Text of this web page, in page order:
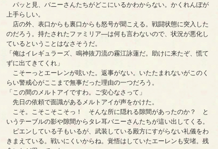
パッと見、バニーさんたちがどこにいるかわからない。かくれんぼが
上手らしい。
店の外、表口からも裏口からも怒号が聞こえる。戦闘状態に突入した
のだろう。持たされたファミリア―は何も言わないので、状況が悪化し
ているということはなさそうだ。
「俺はイレギュラーズ、鳴神抜刀流の霧江詠蓮だ。助けに来たぞ、慌て
ずに出てきてくれ」
こそーっとエーレンが呟いた。返事がない。いたたまれないがこのく
らい警戒心がここまで無事だった理由の一つだろう。
「この間のメルトアイですわ。ご安心なさって」
先日の依頼で面識があるメルトアイが声をかけた。
こそ。こそこそこそっ！ そんな所に隠れる隙間があったのか？ と
いうテーブルの影や隙間からタレ耳バニーさんたちが這い出してくる。
ピエンしている子もいるが、武装している殿方にすがらない礼儀をわ
きまえている。戦いにくいからね。覚悟はしていたエーレンも安堵。残